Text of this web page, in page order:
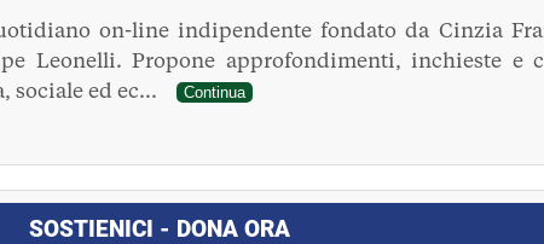
on-line indipendente fondato da Cinzia
Leonelli. Propone approfondimenti, inchieste e
sociale ed ec...
Continua
SOSTIENICI - DONA ORA